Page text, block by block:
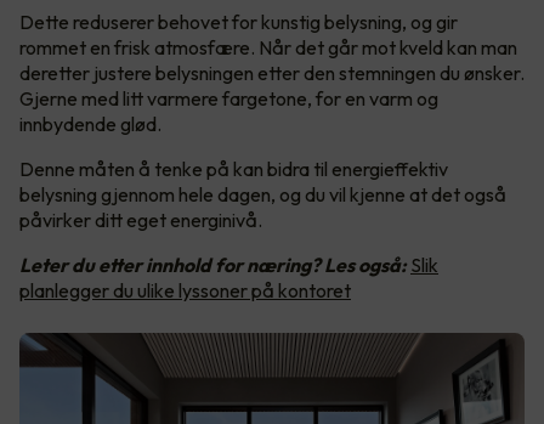
Dette reduserer behovet for kunstig belysning, og gir
rommet en frisk atmosfære. Når det går mot kveld kan man
deretter justere belysningen etter den stemningen du ønsker.
Gjerne med litt varmere fargetone, for en varm og
innbydende glød.
Denne måten å tenke på kan bidra til energieffektiv
belysning gjennom hele dagen, og du vil kjenne at det også
påvirker ditt eget energinivå.
Leter du etter innhold for næring? Les også: Slik
planlegger du ulike lyssoner på kontoret